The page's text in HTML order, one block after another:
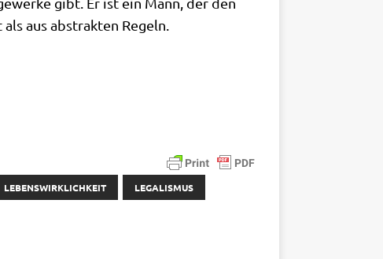
aus abstrak­ten Regeln.
LEBENSWIRKLICHKEIT LEGALISMUS